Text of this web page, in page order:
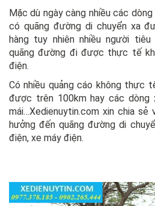
Mặc dù ngày càng nhiều các
có quãng đường di chuyển xa
hàng tuy nhiên nhiều người
quãng đường đi được thực tế
điện.
Có nhiều quảng cáo không thực
được trên 100km hay các
mái…Xedienuytin.com xin chia
hưởng đến quãng đường di
điện, xe máy điện.